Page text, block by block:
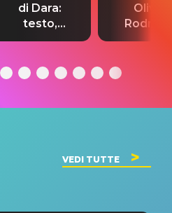
di Dara:
testo,
traduzione e
del singolo
Olivia
testo,
VEDI TUTTE